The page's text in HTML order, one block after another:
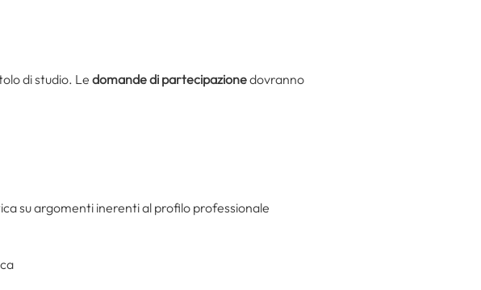
di studio. Le domande di partecipazionedovranno
su argomenti inerenti al profilo professionale